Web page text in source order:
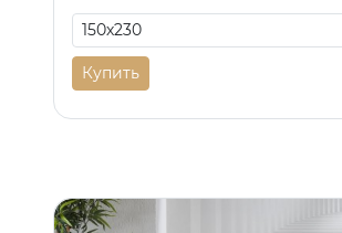
Купить